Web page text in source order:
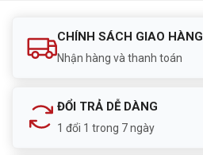
CHÍNH SÁCH GIAO HÀNG
Nhận hàng và thanh toán
ĐỔI TRẢ DỄ DÀNG
1 đổi 1 trong 7 ngày